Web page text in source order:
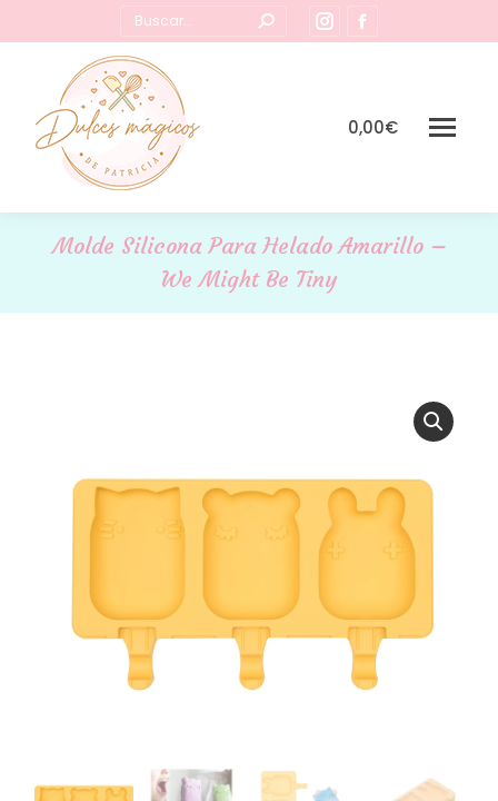
Buscar:
Instagram
page
new
page
in
0,00€
Molde Silicona Para Helado Amarillo –
We Might Be Tiny